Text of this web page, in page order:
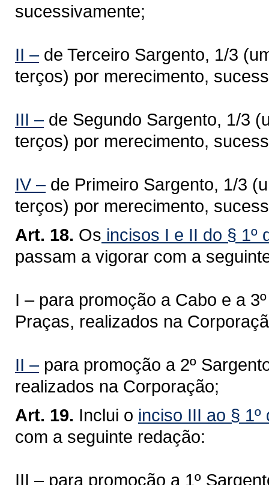
sucessivamente;
II –de Terceiro Sargento, 1/3
terços) por merecimento,
III –de Segundo Sargento, 1/3
terços) por merecimento,
IV –de Primeiro Sargento, 1/3
terços) por merecimento,
Art. 18. Os incisos I e II do § 1º
passam a vigorar com a
I – para promoção a Cabo e a
Praças, realizados na
II –para promoção a 2º
realizados na Corporação;
Art. 19. Inclui o inciso III ao §
com a seguinte redação:
III – para promoção a 1º